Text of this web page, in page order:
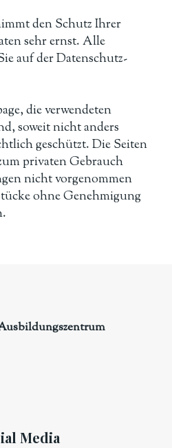
den Schutz Ihrer
sehr ernst. Alle
auf der Datenschutz-
die verwendeten
soweit nicht anders
geschützt. Die Seiten
privaten Gebrauch
nicht vorgenommen
ohne Genehmigung
Media